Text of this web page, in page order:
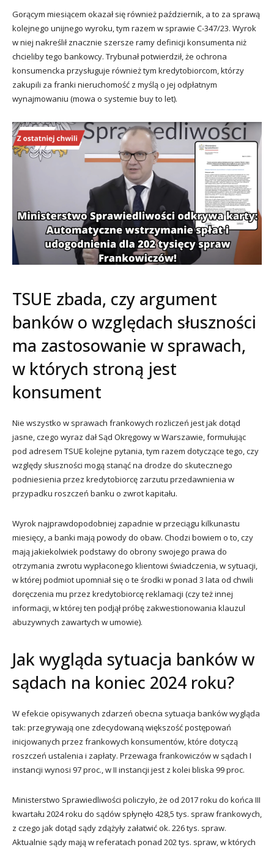
Gorącym miesiącem okazał się również październik, a to za sprawą
kolejnego unijnego wyroku, tym razem w sprawie C-347/23. Wyrok
w niej nakreślił znacznie szersze ramy definicji konsumenta niż
chcieliby tego bankowcy. Trybunał potwierdził, że ochrona
konsumencka przysługuje również tym kredytobiorcom, którzy
zakupili za franki nieruchomość z myślą o jej odpłatnym
wynajmowaniu (mowa o systemie buy to let).
TSUE zbada, czy argument
banków o względach słuszności
ma zastosowanie w sprawach,
w których stroną jest
konsument
Nie wszystko w sprawach frankowych rozliczeń jest jak dotąd
jasne, czego wyraz dał Sąd Okręgowy w Warszawie, formułując
pod adresem TSUE kolejne pytania, tym razem dotyczące tego, czy
względy słuszności mogą stanąć na drodze do skutecznego
podniesienia przez kredytobiorcę zarzutu przedawnienia w
przypadku roszczeń banku o zwrot kapitału.
Wyrok najprawdopodobniej zapadnie w przeciągu kilkunastu
miesięcy, a banki mają powody do obaw. Chodzi bowiem o to, czy
mają jakiekolwiek podstawy do obrony swojego prawa do
otrzymania zwrotu wypłaconego klientowi świadczenia, w sytuacji,
w której podmiot upomniał się o te środki w ponad 3 lata od chwili
doręczenia mu przez kredytobiorcę reklamacji (czy też innej
informacji, w której ten podjął próbę zakwestionowania klauzul
abuzywnych zawartych w umowie).
Jak wygląda sytuacja banków w
sądach na koniec 2024 roku?
W efekcie opisywanych zdarzeń obecna sytuacja banków wygląda
tak: przegrywają one zdecydowaną większość postępowań
inicjowanych przez frankowych konsumentów, które dotyczą
roszczeń ustalenia i zapłaty. Przewaga frankowiczów w sądach I
instancji wynosi 97 proc., w II instancji jest z kolei bliska 99 proc.
Ministerstwo Sprawiedliwości policzyło, że od 2017 roku do końca III
kwartału 2024 roku do sądów spłynęło 428,5 tys. spraw frankowych,
z czego jak dotąd sądy zdążyły załatwić ok. 226 tys. spraw.
Aktualnie sądy mają w referatach ponad 202 tys. spraw, w których